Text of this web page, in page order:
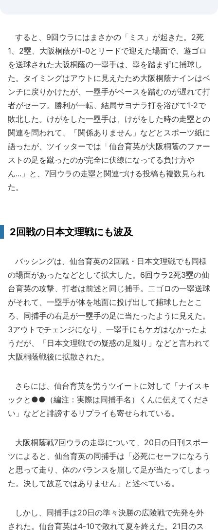
すると、9回ウラにはまさかの「ミス」が起きた。2死
1、2塁、大阪桐蔭が1-0とリードで迎えた場面で、遊ゴロ
を送球された大阪桐蔭の一塁手は、塁を踏まずに捕球し
た。タイミングはアウトに見えたため大阪桐蔭ナインはベ
ンチに戻りかけたが、一塁手がベースを踏むのが遅れて打
者がセーフ。勝利が一転、結局サヨナラ打を浴びて1-2で
敗北した。けがをした一塁手は、けがをした時の走塁との
関連を問われて、「関係ありません」などとスポーツ紙に
語ったが、ツイッターでは「仙台育英が大阪桐蔭のファー
ストの足を蹴ったのが完全に伏線になってる負け方や
ん...」と、7回ウラの走塁と関連づける投稿も複数見られ
た。
2回戦の日本文理戦にも波及
バッシングは、仙台育英の2回戦・日本文理戦でも同様
の場面があったなどとして拡大した。6回ウラ2死3塁の仙
台育英の攻撃、打者は前述と同じ捕手。二ゴロの一塁送球
がそれて、一塁手が体を地面に投げ出して捕球したとこ
ろ、同捕手の右足が一塁手の足に当たったように見えた。
3アウトでチェンジになり、一塁手にもケガはなかったよ
うだが、「日本文理戦での疑惑の足蹴り」などと言われて
大阪桐蔭戦後に拡散された。
さらには、仙台育英を労うツイートに対して「ナイスキ
ックと●●（編注：実際は同捕手名）くんに伝えてくださ
い」などと誹謗するリプライも寄せられている。
大阪桐蔭戦7回ウラの走塁について、20日の日刊スポー
ツによると、仙台育英の同捕手は「必死にセーフになろう
と思って走り、体のバランスを崩して足が当たってしまっ
た。決して故意ではありません」と述べている。
しかし、同捕手は20日の準々決勝の広陵戦で先発を外
された。仙台育英は4-10で敗れて夏を終えた。21日のス